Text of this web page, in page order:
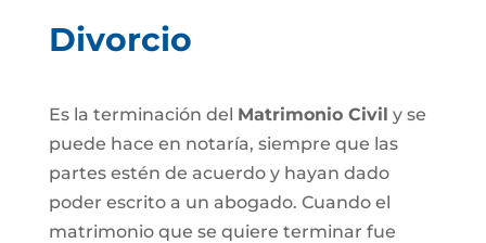
Divorcio
Es la terminación del Matrimonio Civil y se
puede hace en notaría, siempre que las
partes estén de acuerdo y hayan dado
poder escrito a un abogado. Cuando el
matrimonio que se quiere terminar fue